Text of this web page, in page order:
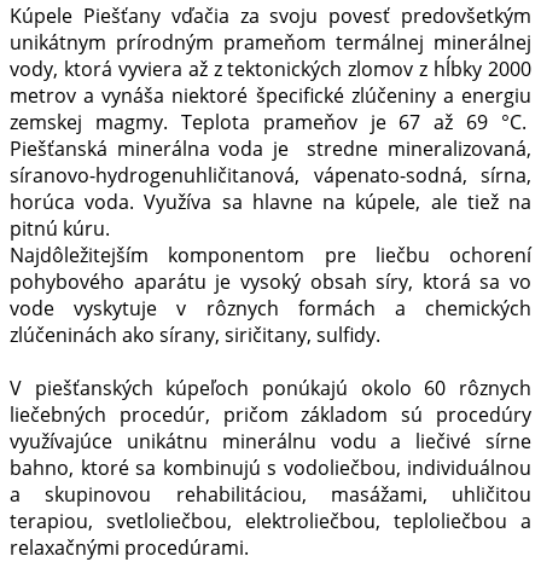
Kúpele Piešťany vďačia za svoju povesť predovšetkým
unikátnym prírodným prameňom termálnej minerálnej
vody, ktorá vyviera až z tektonických zlomov z hĺbky 2000
metrov a vynáša niektoré špecifické zlúčeniny a energiu
zemskej magmy. Teplota prameňov je 67 až 69 °C.
Piešťanská minerálna voda je stredne mineralizovaná,
síranovo-hydrogenuhličitanová, vápenato-sodná, sírna,
horúca voda. Využíva sa hlavne na kúpele, ale tiež na
pitnú kúru.
Najdôležitejším komponentom pre liečbu ochorení
pohybového aparátu je vysoký obsah síry, ktorá sa vo
vode vyskytuje v rôznych formách a chemických
zlúčeninách ako sírany, siričitany, sulfidy.
V piešťanských kúpeľoch ponúkajú okolo 60 rôznych
liečebných procedúr, pričom základom sú procedúry
využívajúce unikátnu minerálnu vodu a liečivé sírne
bahno, ktoré sa kombinujú s vodoliečbou, individuálnou
a skupinovou rehabilitáciou, masážami, uhličitou
terapiou, svetloliečbou, elektroliečbou, teploliečbou a
relaxačnými procedúrami.